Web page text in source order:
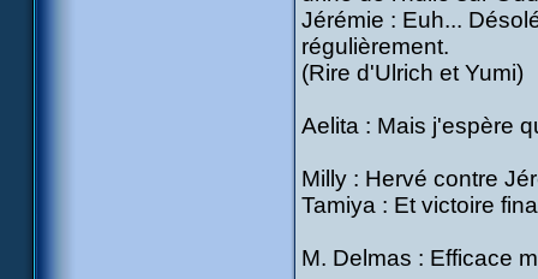
Jérémie : Euh...
régulièrement.
(Rire d'Ulrich et Yumi)
Aelita : Mais j'espère
Milly : Hervé contre
Tamiya : Et victoire
M. Delmas : Efficace